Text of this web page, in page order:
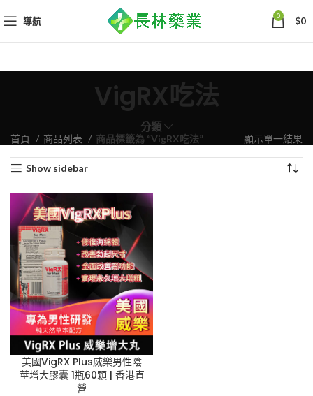
導航 0 $0
VigRX吃法
分類
首頁 商品列表 商品標籤為 “VigRX吃法” 顯示單一結果
Show sidebar
美國VigRX Plus威樂男性陰
莖增大膠囊 1瓶60顆 | 香港直
營